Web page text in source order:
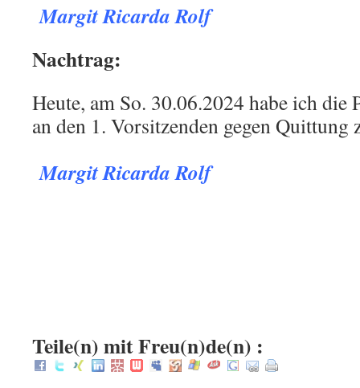
Margit Ricarda Rolf
Nachtrag:
Heute, am So. 30.06.2024 habe ich die
an den 1. Vorsitzenden gegen Quittung
Margit Ricarda Rolf
Teile(n) mit Freu(n)de(n) :